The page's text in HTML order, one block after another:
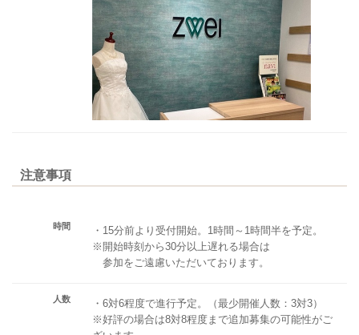
注意事項
時間
・15分前より受付開始。1時間～1時間半を予定。
※開始時刻から30分以上遅れる場合は
参加をご遠慮いただいております。
人数
・6対6程度で進行予定。（最少開催人数：3対3）
※好評の場合は8対8程度まで追加募集の可能性がご